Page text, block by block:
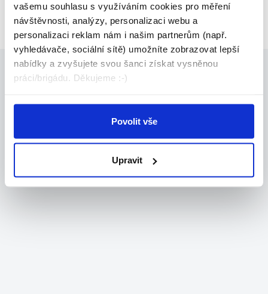
vašemu souhlasu s využíváním cookies pro měření
návštěvnosti, analýzy, personalizaci webu a
personalizaci reklam nám i našim partnerům (např.
vyhledávače, sociální sítě) umožníte zobrazovat lepší
nabídky a zvyšujete svou šanci získat vysněnou
práci/brigádu. Děkujeme :-)
Povolit vše
Upravit